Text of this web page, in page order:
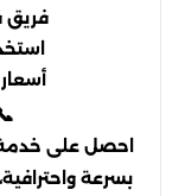
فريق
احصل على
بسرعة